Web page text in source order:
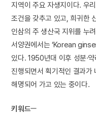
지역이 주요 자생지이다. 우
조건을 갖추고 있고, 희귀한
인삼의 주 생산국 지위를 누
서양권에서는 ‘Korean
있다. 1950년대 이후 성분·
진행되면서 획기적인 결과가
해명되어 가고 있는 중이다.
키워드